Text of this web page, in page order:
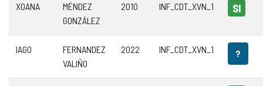
XOANA
MÉNDEZ
GONZÁLEZ
2010 INF_CDT_XVN_1 SI
IAGO
FERNANDEZ
VALIÑO
2022 INF_CDT_XVN_1 ?